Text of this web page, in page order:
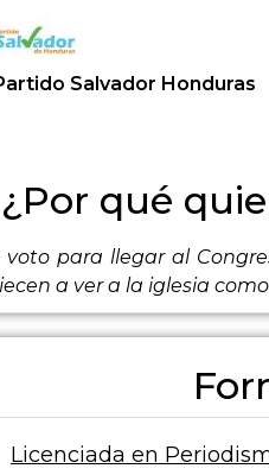
Salvador Honduras
¿Por qué
voto para llegar al
a ver a la iglesia
Licenciada en